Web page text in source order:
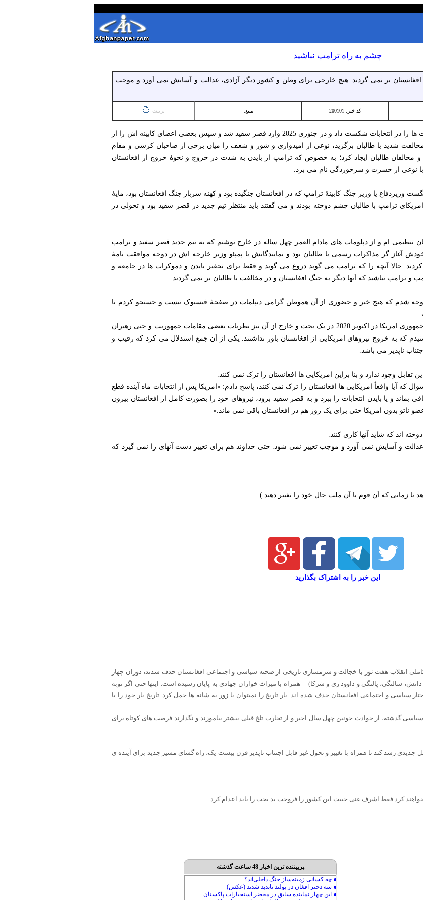
چشم به راه ترامپ نباشید
افغانستان بر نمی گردند. هیچ خارجی برای وطن و کشور دیگر آزادی، عدالت و آسایش نمی آورد و موجب
کد خبر: 200101 منبع: پرینت
در آن روزهای که ترامپ برای دومین بار دموکرات ها را در انتخابات شکست داد و در جنوری 2025 وارد قصر سفید شد و سپس بعضی اعضای کابینه اش را از
مخالفت شدید با طالبان برگزید، نوعی از امیدواری و شور و شعف را میان برخی از صاحبان کرسی و مقام
مخالفان طالبان ایجاد کرد؛ به خصوص که ترامپ از بایدن به شدت در خروج و نحوۀ خروج از افغانستان
با نوعی از حسرت و سرخوردگی نام می برد.
وزیردفاع یا وزیر جنگ کابینۀ ترامپ که در افغانستان جنگیده بود و کهنه سرباز جنگ افغانستان بود، مایۀ
ترامپ با طالبان چشم دوخته بودند و می گفتند باید منتظر تیم جدید در قصر سفید بود و تحولی در
تنظیمی ام و از دپلومات های مادام العمر چهل ساله در خارج نوشتم که به تیم جدید قصر سفید و ترامپ
آغاز گر مذاکرات رسمی با طالبان بود و نمایندگانش با پمپئو وزیر خارجه اش در دوحه موافقت نامۀ
حالا آنچه را که ترامپ می گوید دروغ می گوید و فقط برای تحقیر بایدن و دموکرات ها در جامعه و
ترامپ نباشید که آنها دیگر به جنگ افغانستان و در مخالفت با طالبان بر نمی گردند.
شدم که هیچ خبر و حضوری از آن هموطن گرامی دیپلمات در صفحۀ فیسبوک نیست و جستجو کردم تا
قبل از آن و در آستانۀ مبارزات انتخاباتی ریاست جمهوری امریکا در اکتوبر 2020 در یک بحث و خارج از آن نیز نظریات بعضی مقامات جمهوریت و حتی رهبران
که به خروج نیروهای امریکایی از افغانستان باور نداشتند. یکی از آن جمع استدلال می کرد که رقیب و
ناپذیر می باشد.
تقابل وجود ندارد و بنا براین امریکایی ها افغانستان را ترک نمی کنند.
اکتوبر 2020) با طرح این سوال که آیا واقعاً امریکایی ها افغانستان را ترک نمی کنند، پاسخ دادم: «امریکا پس از انتخابات ماه آینده قطع
بماند و یا بایدن انتخابات را ببرد و به قصر سفید برود، نیروهای خود را بصورت کامل از افغانستان بیرون
ناتو بدون امریکا حتی برای یک روز هم در افغانستان باقی نمی ماند.»
اند که شاید آنها کاری کنند.
و آسایش نمی آورد و موجب تغییر نمی شود. حتی خداوند هم برای تغییر دست آنهای را نمی گیرد که
تا زمانی که آن قوم یا آن ملت حال خود را تغییر دهند.)
این خبر را به اشتراک بگذارید
انقلاب هفت ثور با خجالت و شرمساری تاریخی از صحنه سیاسی و اجتماعی افغانستان حذف شدند، دوران چهار
سالنگی، پالنگی و داوود زی و شرکا) —همراه با میراث خواران جهادی به پایان رسیده است. اینها حتی اگر توبه
سیاسی و اجتماعی افغانستان حذف شده اند. بار تاریخ را نمیتوان با زور به شانه ها حمل کرد. تاریخ بار خود را با
گذشته، از حوادث خونین چهل سال اخیر و از تجارب تلخ قبلی بیشتر بیاموزند و نگذارند فرصت های کوتاه برای
جدیدی رشد کند تا همراه با تغییر و تحول غیر قابل اجتناب ناپذیر قرن بیست یک، راه گشای مسیر جدید برای آینده ی
کرد فقط اشرف غنی خبیث این کشور را فروخت بد بخت را باید اعدام کرد.
پربیننده ترین اخبار 48 ساعت گذشته